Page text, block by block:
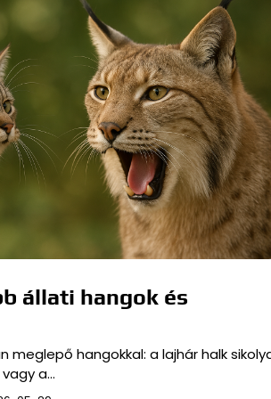
állati hangok és
meglepő hangokkal: a lajhár halk
a…